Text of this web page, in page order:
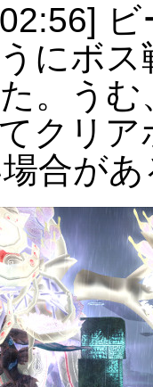
にボス
。う
リア
合が